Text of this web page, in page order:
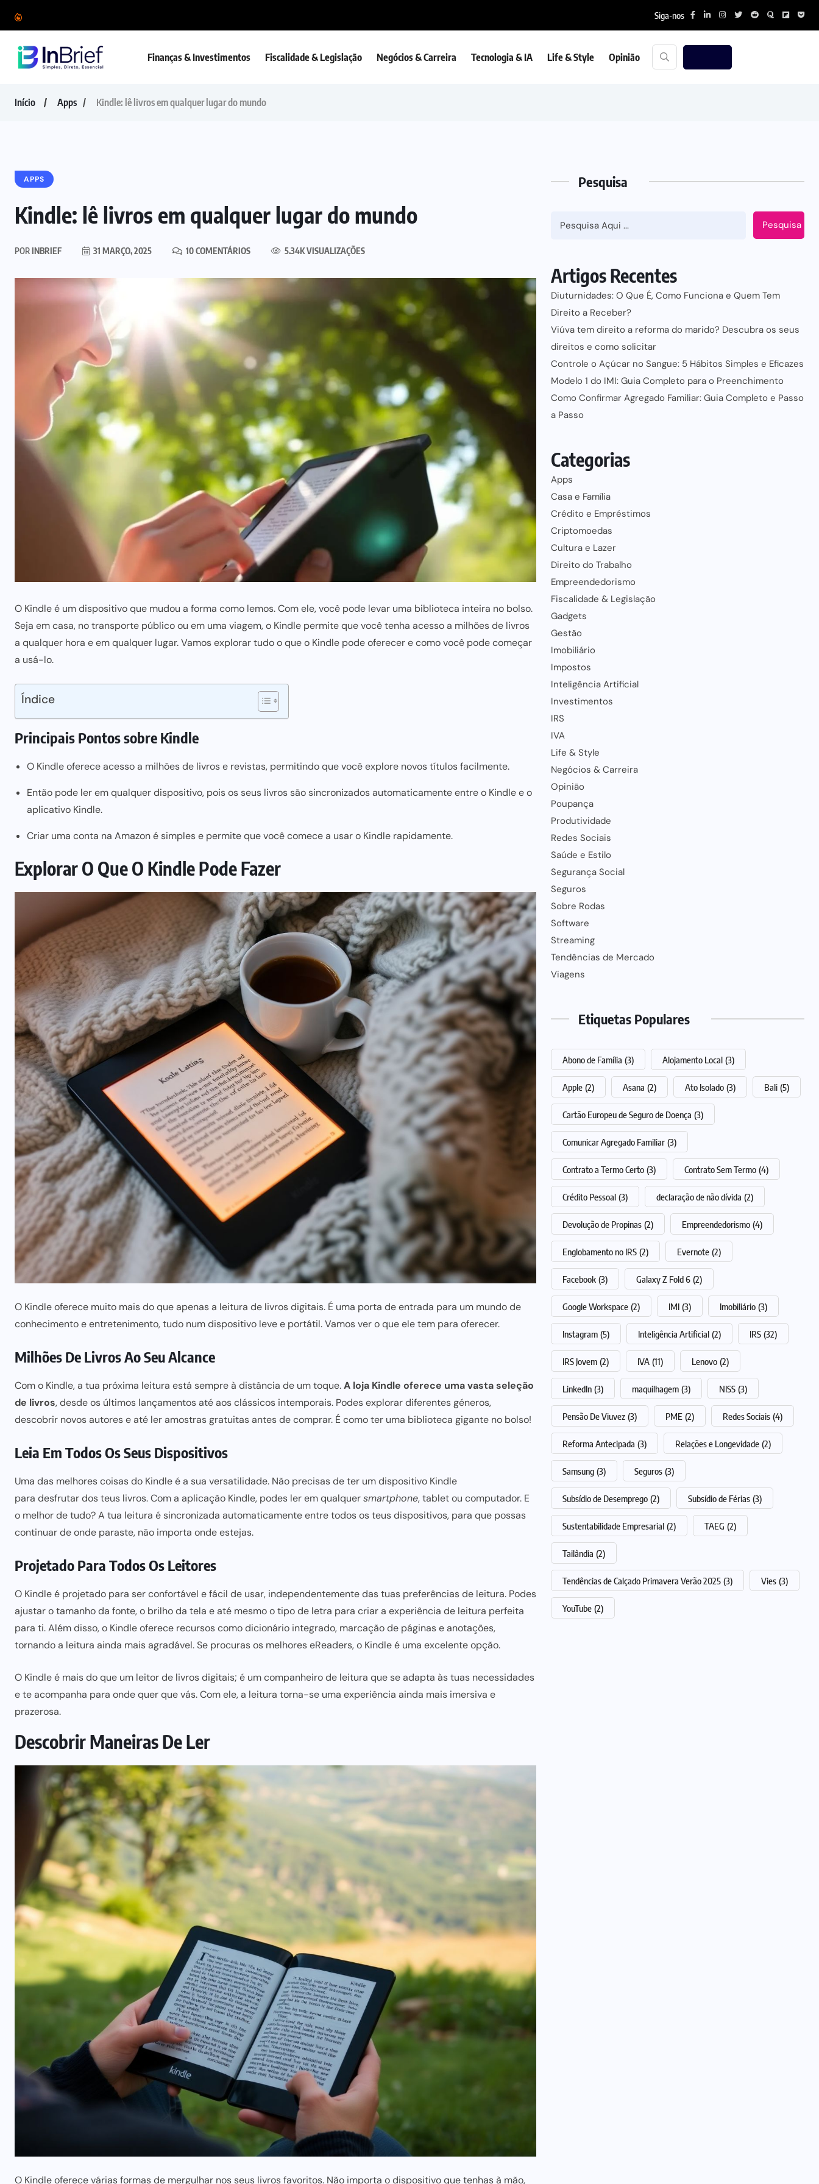
Siga-nos
Finanças & Investimentos Fiscalidade & Legislação Negócios & Carreira Tecnologia & IA Life & Style Opinião
Início Apps Kindle: lê livros em qualquer lugar do mundo
APPS
Kindle: lê livros em qualquer lugar do mundo
PORINBRIEF 31 MARÇO, 2025 10 COMENTÁRIOS 5.34K VISUALIZAÇÕES
O Kindle é um dispositivo que mudou a forma como lemos. Com ele, você pode levar uma biblioteca inteira no bolso.
Seja em casa, no transporte público ou em uma viagem, o Kindle permite que você tenha acesso a milhões de livros
a qualquer hora e em qualquer lugar. Vamos explorar tudo o que o Kindle pode oferecer e como você pode começar
a usá-lo.
Índice
Principais Pontos sobre Kindle
O Kindle oferece acesso a milhões de livros e revistas, permitindo que você explore novos títulos facilmente.
Então pode ler em qualquer dispositivo, pois os seus livros são sincronizados automaticamente entre o Kindle e o
aplicativo Kindle.
Criar uma conta na Amazon é simples e permite que você comece a usar o Kindle rapidamente.
Explorar O Que O Kindle Pode Fazer
O Kindleoferece muito mais do que apenas a leitura de livros digitais. É uma porta de entrada para um mundo de
conhecimento e entretenimento, tudo num dispositivo leve e portátil. Vamos ver o que ele tem para oferecer.
Milhões De Livros Ao Seu Alcance
Com o Kindle, a tua próxima leitura está sempre à distância de um toque.A loja Kindle oferece uma vasta seleção
de livros, desde os últimos lançamentos até aos clássicos intemporais. Podes explorar diferentes géneros,
descobrir novos autores e até ler amostras gratuitas antes de comprar. É como ter uma biblioteca gigante no bolso!
Leia Em Todos Os Seus Dispositivos
Uma das melhores coisas do Kindle é a sua versatilidade. Não precisas de ter um dispositivo Kindle
para desfrutar dos teus livros. Com a aplicação Kindle, podes ler em qualquersmartphone, tablet ou computador. E
o melhor de tudo? A tua leitura é sincronizada automaticamente entre todos os teus dispositivos, para que possas
continuar de onde paraste, não importa onde estejas.
Projetado Para Todos Os Leitores
O Kindle é projetado para ser confortável e fácil de usar, independentemente das tuas preferências de leitura. Podes
ajustar o tamanho da fonte, o brilho da tela e até mesmo o tipo de letra para criara experiência de leitura perfeita
para ti. Além disso, o Kindle oferece recursos como dicionário integrado, marcação de páginas e anotações,
tornando a leitura ainda mais agradável. Se procuras os melhoreseReaders, o Kindle é uma excelente opção.
O Kindle é mais do que um leitor de livros digitais; é um companheiro de leitura que se adapta às tuas necessidades
e te acompanha para ondequer que vás. Com ele, a leitura torna-se uma experiência ainda mais imersiva e
prazerosa.
Descobrir Maneiras De Ler
O Kindle oferece várias formas de mergulhar nos seus livros favoritos. Não importa o dispositivo que tenhas à mão,
Pesquisa
Pesquisa
Artigos Recentes
Diuturnidades: O Que É, Como Funciona e Quem Tem
Direito a Receber?
Viúva tem direito a reforma do marido? Descubra os seus
direitos e como solicitar
Controle o Açúcar no Sangue: 5 Hábitos Simples e Eficazes
Modelo 1 do IMI: Guia Completo para o Preenchimento
Como Confirmar Agregado Familiar: Guia Completo e Passo
a Passo
Categorias
Apps
Casa e Família
Crédito e Empréstimos
Criptomoedas
Cultura e Lazer
Direito do Trabalho
Empreendedorismo
Fiscalidade & Legislação
Gadgets
Gestão
Imobiliário
Impostos
Inteligência Artificial
Investimentos
IRS
IVA
Life & Style
Negócios & Carreira
Opinião
Poupança
Produtividade
Redes Sociais
Saúde e Estilo
Segurança Social
Seguros
Sobre Rodas
Software
Streaming
Tendências de Mercado
Viagens
Etiquetas Populares
Abono de Família (3) Alojamento Local (3)
Apple (2) Asana (2) Ato Isolado (3) Bali (5)
Cartão Europeu de Seguro de Doença (3)
Comunicar Agregado Familiar (3)
Contrato a Termo Certo (3) Contrato Sem Termo (4)
Crédito Pessoal (3) declaração de não dívida (2)
Devolução de Propinas (2) Empreendedorismo (4)
Englobamento no IRS (2) Evernote (2)
Facebook (3) Galaxy Z Fold 6 (2)
Google Workspace (2) IMI (3) Imobiliário (3)
Instagram (5) Inteligência Artificial (2) IRS (32)
IRS Jovem (2) IVA (11) Lenovo (2)
LinkedIn (3) maquilhagem (3) NISS (3)
Pensão De Viuvez (3) PME (2) Redes Sociais (4)
Reforma Antecipada (3) Relações e Longevidade (2)
Samsung (3) Seguros (3)
Subsídio de Desemprego (2) Subsídio de Férias (3)
Sustentabilidade Empresarial (2) TAEG (2)
Tailândia (2)
Tendências de Calçado Primavera Verão 2025 (3) Vies (3)
YouTube (2)